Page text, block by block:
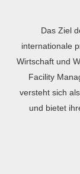
Das Ziel
internationale
Wirtschaft und
Facility
versteht sich
und bietet